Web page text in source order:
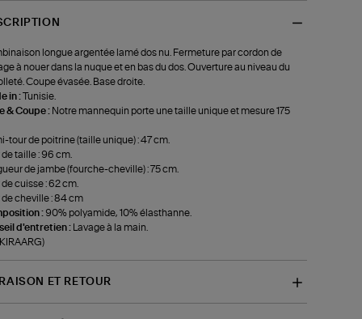
longue argentée lamé dos nu. Fermeture par cordon de
à nouer dans la nuque et en bas du dos. Ouverture au niveau du
Coupe évasée. Base droite.
in :Tunisie.
& Coupe : Notre mannequin porte une taille unique et mesure 175
tour de poitrine (taille unique) : 47 cm.
de taille : 96 cm.
de jambe (fourche-cheville) : 75 cm.
de cuisse : 62 cm.
de cheville : 84 cm
: 90% polyamide, 10% élasthanne.
d'entretien :
Lavage à la main.
ET RETOUR